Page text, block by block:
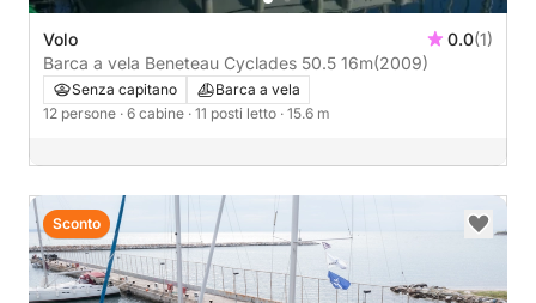
Volo 0.0(1)
Barca a vela Beneteau Cyclades 50.5 16m(2009)
Senza capitano
Barca a vela
12 persone · 6 cabine · 11 posti letto · 15.6 m
Sconto